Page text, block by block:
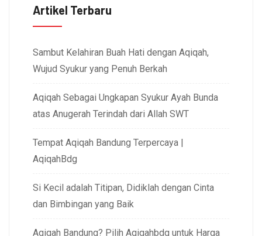
Artikel Terbaru
Sambut Kelahiran Buah Hati dengan Aqiqah,
Wujud Syukur yang Penuh Berkah
Aqiqah Sebagai Ungkapan Syukur Ayah Bunda
atas Anugerah Terindah dari Allah SWT
Tempat Aqiqah Bandung Terpercaya |
AqiqahBdg
Si Kecil adalah Titipan, Didiklah dengan Cinta
dan Bimbingan yang Baik
Aqiqah Bandung? Pilih Aqiqahbdg untuk Harga